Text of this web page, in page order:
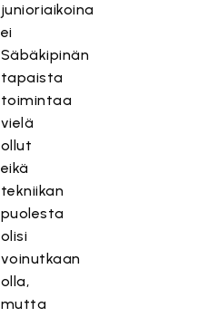
junioriaikoina
ei
Säbäkipinän
tapaista
toimintaa
vielä
ollut
eikä
tekniikan
puolesta
olisi
voinutkaan
olla,
mutta